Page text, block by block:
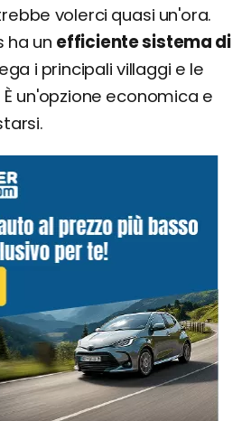
volerci quasi un'ora.
ha un efficiente sistema di
i principali villaggi e le
un'opzione economica e